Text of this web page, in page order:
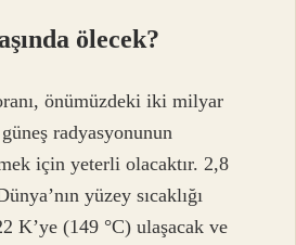
ölecek?
önümüzdeki iki milyar
radyasyonunun
için yeterli olacaktır. 2,8
yüzey sıcaklığı
K’ye (149 °C) ulaşacak ve